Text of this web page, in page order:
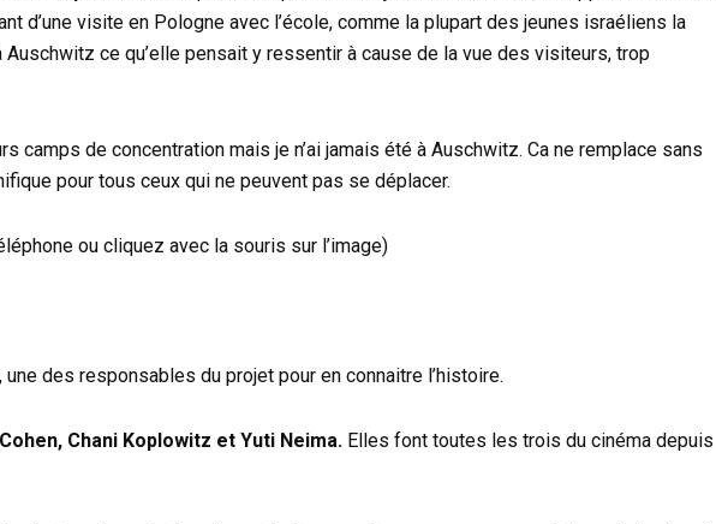
d’une visite en Pologne avec l’école, comme la plupart des jeunes israéliens la
ce qu’elle pensait y ressentir à cause de la vue des visiteurs, trop
camps de concentration mais je n’ai jamais été à Auschwitz. Ca ne remplace sans
pour tous ceux qui ne peuvent pas se déplacer.
ou cliquez avec la souris sur l’image)
des responsables du projet pour en connaitre l’histoire.
Chani Koplowitz et Yuti Neima. Elles font toutes les trois du cinéma depuis